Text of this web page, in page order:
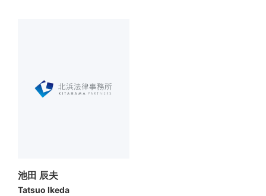
池田 辰夫
Tatsuo Ikeda